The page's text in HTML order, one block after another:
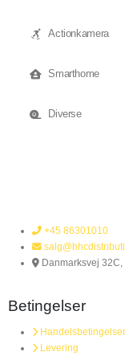
Actionkamera
Smarthome
Diverse
+45 86301010
Danmarksvej
Betingelser
Handelsbetingelser
Levering